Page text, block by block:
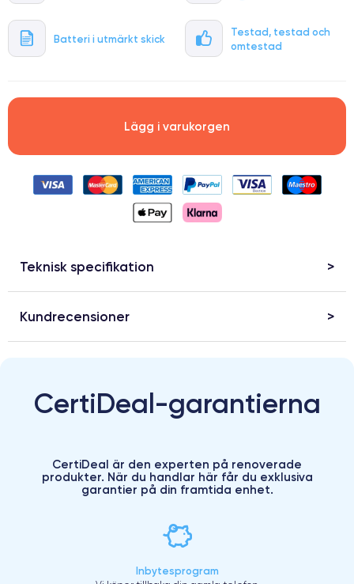
Batteri i utmärkt skick
Testad, testad och
omtestad
Lägg i varukorgen
Teknisk specifikation
Kundrecensioner
CertiDeal-garantierna
CertiDeal är den experten på renoverade
produkter. När du handlar här får du exklusiva
garantier på din framtida enhet.
Inbytesprogram